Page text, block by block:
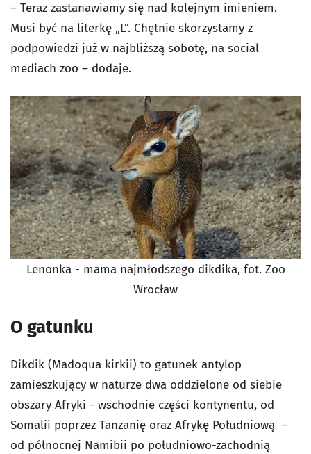
– Teraz zastanawiamy się nad kolejnym imieniem.
Musi być na literkę „L”. Chętnie skorzystamy z
podpowiedzi już w najbliższą sobotę, na social
mediach zoo – dodaje.
Lenonka - mama najmłodszego dikdika, fot. Zoo
Wrocław
O gatunku
Dikdik (Madoqua kirkii) to gatunek antylop
zamieszkujący w naturze dwa oddzielone od siebie
obszary Afryki - wschodnie części kontynentu, od
Somalii poprzez Tanzanię oraz Afrykę Południową –
od północnej Namibii po południowo-zachodnią